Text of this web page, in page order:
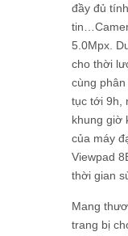
đầy đủ
5.0Mpx.
cho thời
cùng
tục tới 9h,
khung giờ
của máy
Viewpad
thời gian
Mang
trang bị